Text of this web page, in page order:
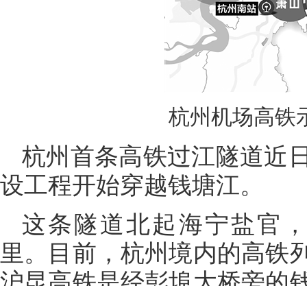
杭州机场高铁
杭州首条高铁过江隧道近
设工程开始穿越钱塘江。
这条隧道北起海宁盐官
里。目前，杭州境内的高铁